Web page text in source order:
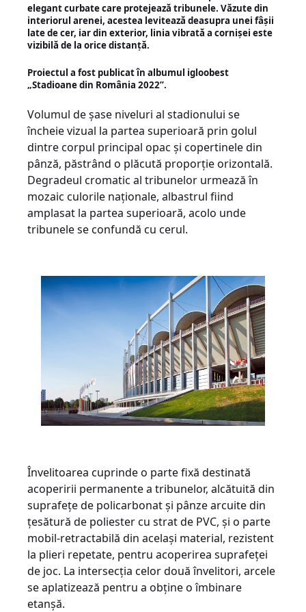
elegant curbate care protejează tribunele. Văzute din
interiorul arenei, acestea levitează deasupra unei fâșii
late de cer, iar din exterior, linia vibrată a cornișei este
vizibilă de la orice distanță.
Proiectul a fost publicat în albumul igloobest
„Stadioane din România 2022”.
Volumul de șase niveluri al stadionului se
încheie vizual la partea superioară prin golul
dintre corpul principal opac și copertinele din
pânză, păstrând o plăcută proporție orizontală.
Degradeul cromatic al tribunelor urmează în
mozaic culorile naționale, albastrul fiind
amplasat la partea superioară, acolo unde
tribunele se confundă cu cerul.
Învelitoarea cuprinde o parte fixă destinată
acoperirii permanente a tribunelor, alcătuită din
suprafețe de policarbonat și pânze arcuite din
țesătură de poliester cu strat de PVC, și o parte
mobil-retractabilă din același material, rezistent
la plieri repetate, pentru acoperirea suprafeței
de joc. La intersecția celor două învelitori, arcele
se aplatizează pentru a obține o îmbinare
etanșă.